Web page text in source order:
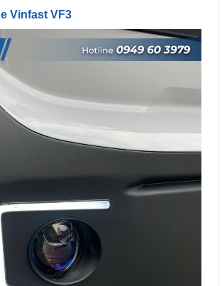
Vinfast VF3